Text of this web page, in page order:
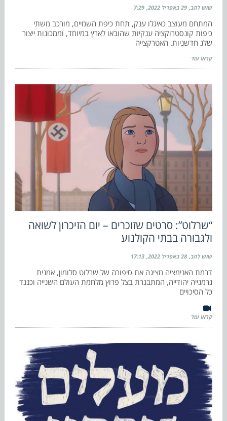
שוש להב 29 באפריל 2022 7:29
המתחם מעוצב כאיגלו ענק, תחת כיפת השמיים, מורכב משתי
כיפות קונסטרוקציה ענקיות שהובאו לארץ במיוחד, וממכונות ייצור
שלג חדשניות. האטרקצייה
קראו עוד
“שרלוט”: סרטים שזוכרים – יום הזיכרון לשואה
ולגבורה בבתי הקולנוע
שוש להב 28 באפריל 2022 17:13
דרמת האנימציה מציגה את סיפורה של שרלוט סלומון, אמנית
גרמנייה יהודייה, המתבגרת בצל פרוץ מלחמת העולם השנייה וכנגד
כל הסיכויים
קראו עוד